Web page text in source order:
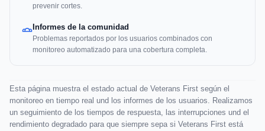
prevenir cortes.
Informes de la comunidad
Problemas reportados por los usuarios combinados con
monitoreo automatizado para una cobertura completa.
Esta página muestra el estado actual de Veterans First según el
monitoreo en tiempo real und los informes de los usuarios. Realizamos
un seguimiento de los tiempos de respuesta, las interrupciones und el
rendimiento degradado para que siempre sepa si Veterans First está